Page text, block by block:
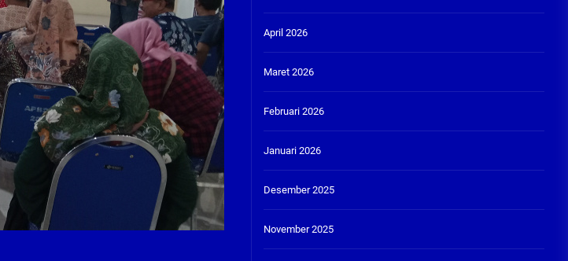
April 2026
Maret 2026
Februari 2026
Januari 2026
Desember 2025
November 2025